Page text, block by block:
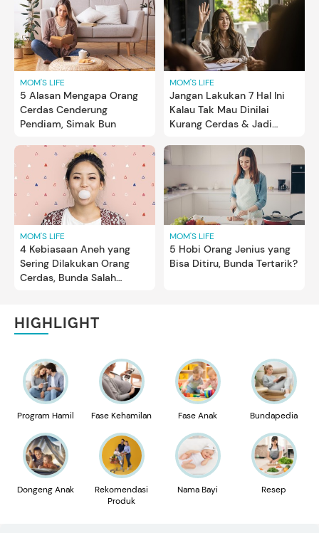
MOM'S LIFE
5 Alasan Mengapa Orang
Cerdas Cenderung
Pendiam, Simak Bun
MOM'S LIFE
Jangan Lakukan 7 Hal Ini
Kalau Tak Mau Dinilai
Kurang Cerdas & Jadi
MOM'S LIFE
4 Kebiasaan Aneh yang
Sering Dilakukan Orang
Cerdas, Bunda Salah
MOM'S LIFE
5 Hobi Orang Jenius yang
Bisa Ditiru, Bunda Tertarik?
HIGHLIGHT
Program Hamil Fase Kehamilan Fase Anak Bundapedia
Dongeng Anak
Rekomendasi
Produk
Nama Bayi Resep